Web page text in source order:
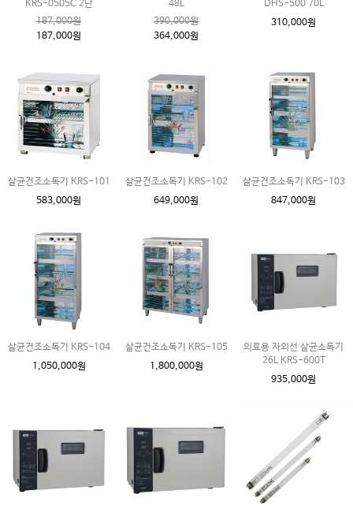
KRS-0505C 2단
187,000원
187,000원
48L
390,000원
364,000원
DHS-500 70L
310,000원
살균건조소독기 KRS-101
583,000원
살균건조소독기 KRS-102
649,000원
살균건조소독기 KRS-103
847,000원
살균건조소독기 KRS-104
1,050,000원
살균건조소독기 KRS-105
1,800,000원
의료용 자외선 살균소독기
26L KRS-600T
935,000원